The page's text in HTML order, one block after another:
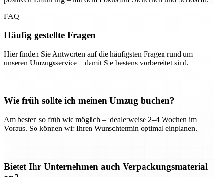
FAQ
Häufig gestellte Fragen
Hier finden Sie Antworten auf die häufigsten Fragen rund um
unseren Umzugsservice – damit Sie bestens vorbereitet sind.
Wie früh sollte ich meinen Umzug buchen?
Am besten so früh wie möglich – idealerweise 2–4 Wochen im
Voraus. So können wir Ihren Wunschtermin optimal einplanen.
Bietet Ihr Unternehmen auch Verpackungsmaterial